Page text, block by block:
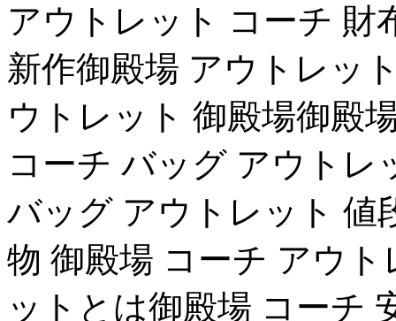
アウトレット コーチ 財
新作御殿場 アウトレッ
ウトレット 御殿場御殿
コーチ バッグ アウトレ
バッグ アウトレット 値
物 御殿場 コーチ アウ
ットとは御殿場 コーチ